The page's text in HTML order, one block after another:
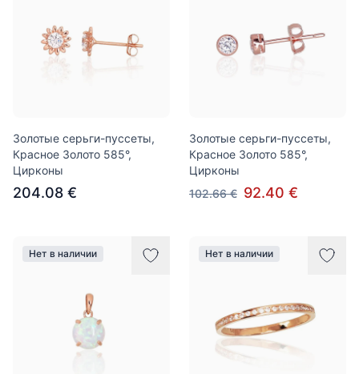
Золотые серьги-пуссеты,
Красное Золото 585°,
Цирконы
204.08 €
Золотые серьги-пуссеты,
Красное Золото 585°,
Цирконы
102.66 € 92.40 €
Нет в наличии Нет в наличии